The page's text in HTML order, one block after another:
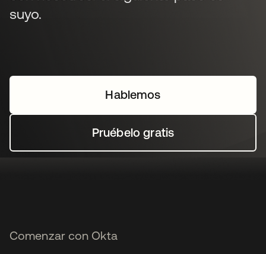
suyo.
Hablemos
Pruébelo gratis
Comenzar con Okta